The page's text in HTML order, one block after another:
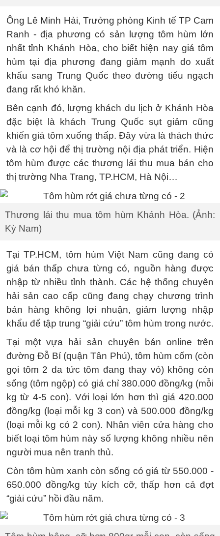
Ông Lê Minh Hải, Trưởng phòng Kinh tế TP Cam
Ranh - địa phương có sản lượng tôm hùm lớn
nhất tỉnh Khánh Hòa, cho biết hiện nay giá tôm
hùm tại địa phương đang giảm mạnh do xuất
khẩu sang Trung Quốc theo đường tiểu ngạch
đang rất khó khăn.
Bên cạnh đó, lượng khách du lịch ở Khánh Hòa
đặc biệt là khách Trung Quốc sụt giảm cũng
khiến giá tôm xuống thấp. Đây vừa là thách thức
và là cơ hội để thị trường nội địa phát triển. Hiện
tôm hùm được các thương lái thu mua bán cho
thị trường Nha Trang, TP.HCM, Hà Nội…
Thương lái thu mua tôm hùm Khánh Hòa. (Ảnh:
Kỳ Nam)
Tại TP.HCM, tôm hùm Việt Nam cũng đang có
giá bán thấp chưa từng có, nguồn hàng được
nhập từ nhiều tỉnh thành. Các hệ thống chuyên
hải sản cao cấp cũng đang chạy chương trình
bán hàng không lợi nhuận, giảm lượng nhập
khẩu để tập trung “giải cứu” tôm hùm trong nước.
Tại một vựa hải sản chuyên bán online trên
đường Đỗ Bí (quận Tân Phú), tôm hùm cốm (còn
gọi tôm 2 da tức tôm đang thay vỏ) không còn
sống (tôm ngộp) có giá chỉ 380.000 đồng/kg (mỗi
kg từ 4-5 con). Với loại lớn hơn thì giá 420.000
đồng/kg (loại mỗi kg 3 con) và 500.000 đồng/kg
(loại mỗi kg có 2 con). Nhân viên cửa hàng cho
biết loại tôm hùm này số lượng không nhiều nên
người mua nên tranh thủ.
Còn tôm hùm xanh còn sống có giá từ 550.000 -
650.000 đồng/kg tùy kích cỡ, thấp hơn cả đợt
“giải cứu” hồi đầu năm.